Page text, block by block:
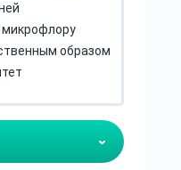
микрофлору
образом